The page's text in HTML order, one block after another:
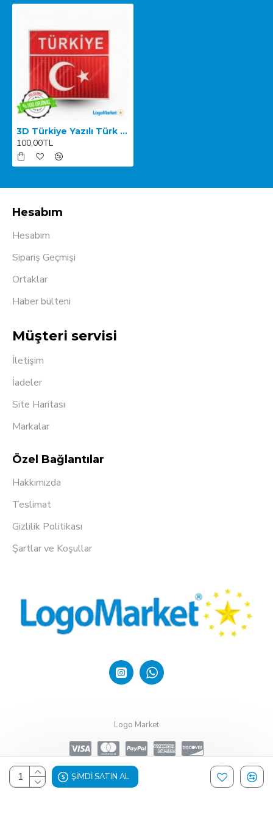
ŞIMDI SATIN AL
3D Türkiye Yazılı Türk Bayrağı TPU
100,00TL
Hesabım
Hesabım
Sipariş Geçmişi
Ortaklar
Haber bülteni
Müşteri servisi
İletişim
İadeler
Site Haritası
Markalar
Özel Bağlantılar
Hakkımızda
Teslimat
Gizlilik Politikası
Şartlar ve Koşullar
Logo Market
Design, Hosting & Support By Shopgez.com